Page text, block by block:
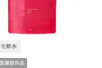
化粧水